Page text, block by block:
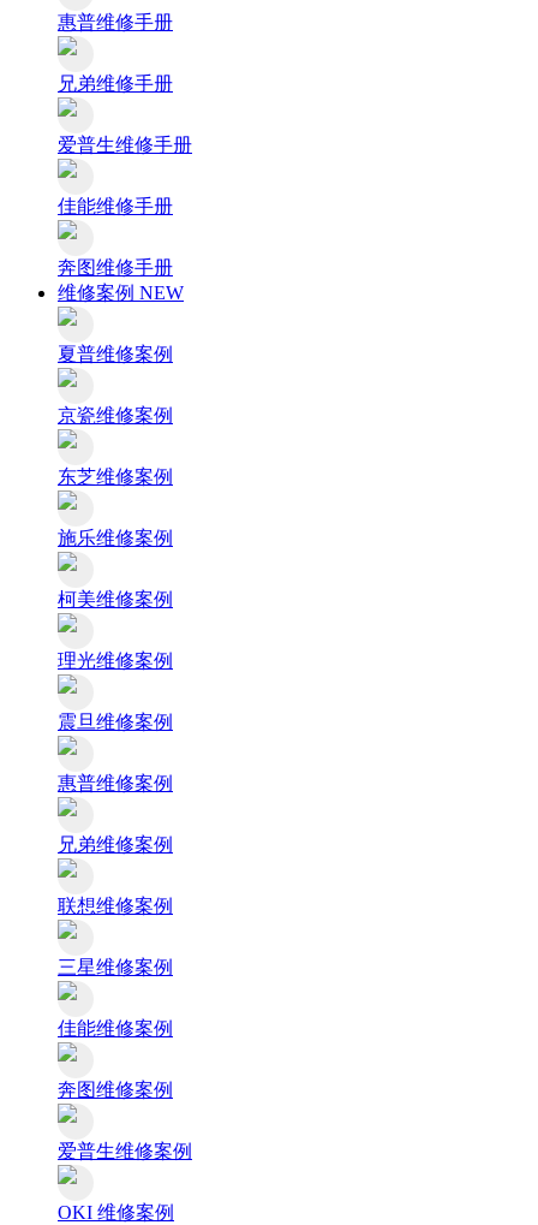
惠普维修手册
兄弟维修手册
爱普生维修手册
佳能维修手册
奔图维修手册
维修案例 NEW
夏普维修案例
京瓷维修案例
东芝维修案例
施乐维修案例
柯美维修案例
理光维修案例
震旦维修案例
惠普维修案例
兄弟维修案例
联想维修案例
三星维修案例
佳能维修案例
奔图维修案例
爱普生维修案例
OKI 维修案例